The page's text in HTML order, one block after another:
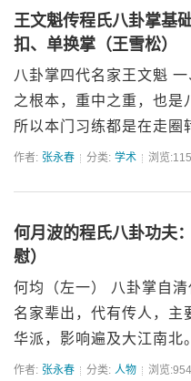
王文魁传程氏八卦掌
扣、单换掌（王雪松）
八卦掌四代名家王文魁
之根本，重中之重，也是
所以本门习练都是在走圈
转...
作者: 张永春 分类: 学术 浏览
何月波的程氏八卦功夫
慰）
何均（左一） 八卦掌自
名家辈出，代有传人，主
华派，影响遍及大江南北
卦掌还是很少见，专练八
作者: 张永春 分类: 人物 浏览